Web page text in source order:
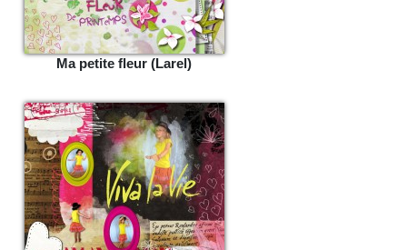
Ma petite fleur (Larel)